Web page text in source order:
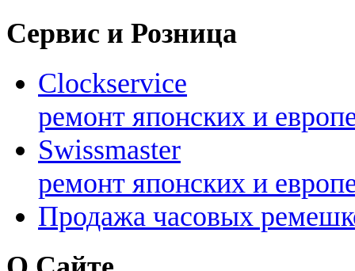
Сервис и Розница
Clockservice
ремонт японских и
Swissmaster
ремонт японских и
Продажа часовых